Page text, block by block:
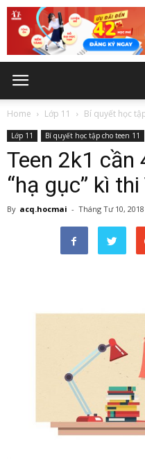
Home Lớp 11 Bí quyết học
Lớp 11 Bí quyết học tập cho teen 11
Teen 2k1 cần
“hạ gục” kì
By acq.hocmai - Tháng Tư 10, 2018